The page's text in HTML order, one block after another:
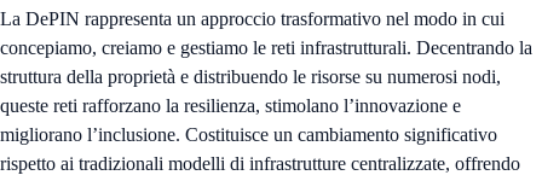
La DePIN rappresenta un approccio trasformativo nel modo in cui
concepiamo, creiamo e gestiamo le reti infrastrutturali. Decentrando la
struttura della proprietà e distribuendo le risorse su numerosi nodi,
queste reti rafforzano la resilienza, stimolano l’innovazione e
migliorano l’inclusione. Costituisce un cambiamento significativo
rispetto ai tradizionali modelli di infrastrutture centralizzate, offrendo